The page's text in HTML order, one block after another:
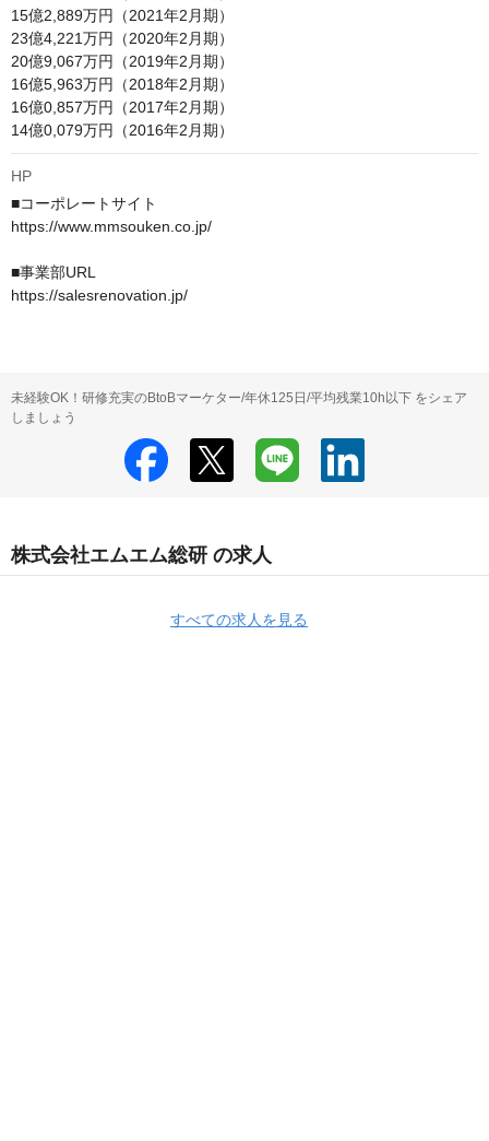
15億2,889万円（2021年2月期）
23億4,221万円（2020年2月期）
20億9,067万円（2019年2月期）
16億5,963万円（2018年2月期）
16億0,857万円（2017年2月期）
14億0,079万円（2016年2月期）
HP
■コーポレートサイト
https://www.mmsouken.co.jp/
■事業部URL
未経験OK！研修充実のBtoBマーケター/年休125日/平均残業10h以下 をシェア
しましょう
株式会社エムエム総研 の求人
すべての求人を見る